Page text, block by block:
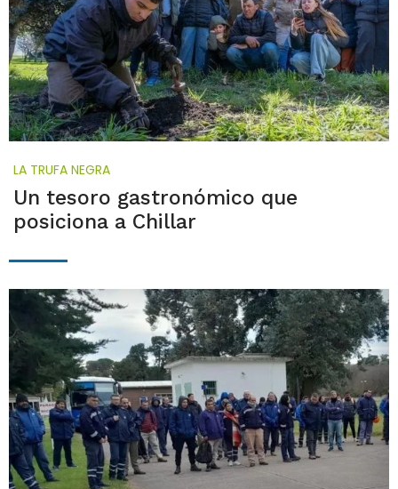
LA TRUFA NEGRA
Un tesoro gastronómico que
posiciona a Chillar